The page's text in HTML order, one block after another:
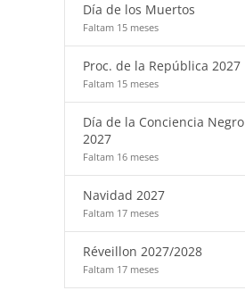
Día de los Muertos
Faltam 15 meses
Proc. de la República 2027
Faltam 15 meses
Día de la Conciencia Negro
2027
Faltam 16 meses
Navidad 2027
Faltam 17 meses
Réveillon 2027/2028
Faltam 17 meses